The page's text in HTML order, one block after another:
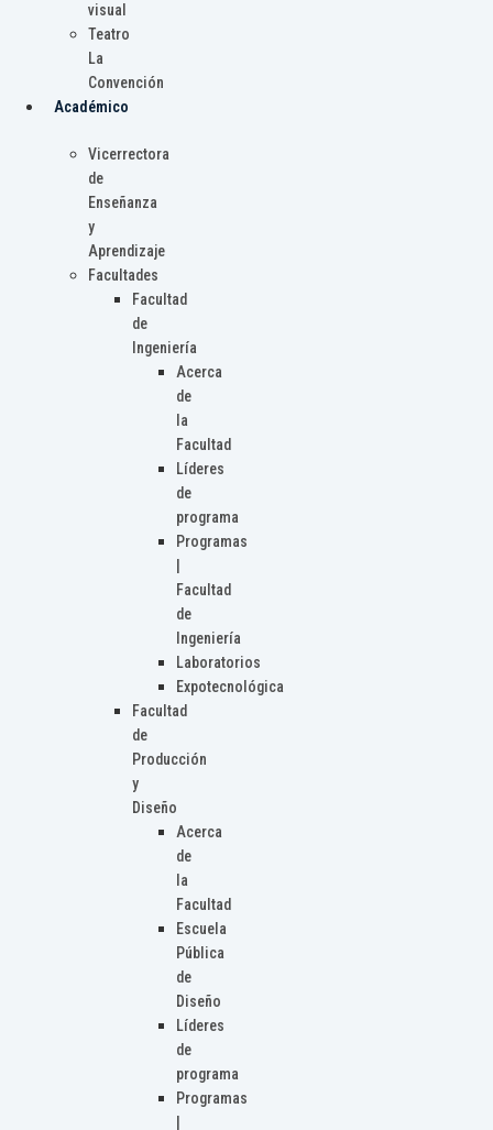
visual
Teatro
La
Convención
Académico
Vicerrectora
de
Enseñanza
y
Aprendizaje
Facultades
Facultad
de
Ingeniería
Acerca
de
la
Facultad
Líderes
de
programa
Programas
Facultad
de
Ingeniería
Laboratorios
Expotecnológica
Facultad
de
Producción
y
Diseño
Acerca
de
la
Facultad
Escuela
Pública
de
Diseño
Líderes
de
programa
Programas